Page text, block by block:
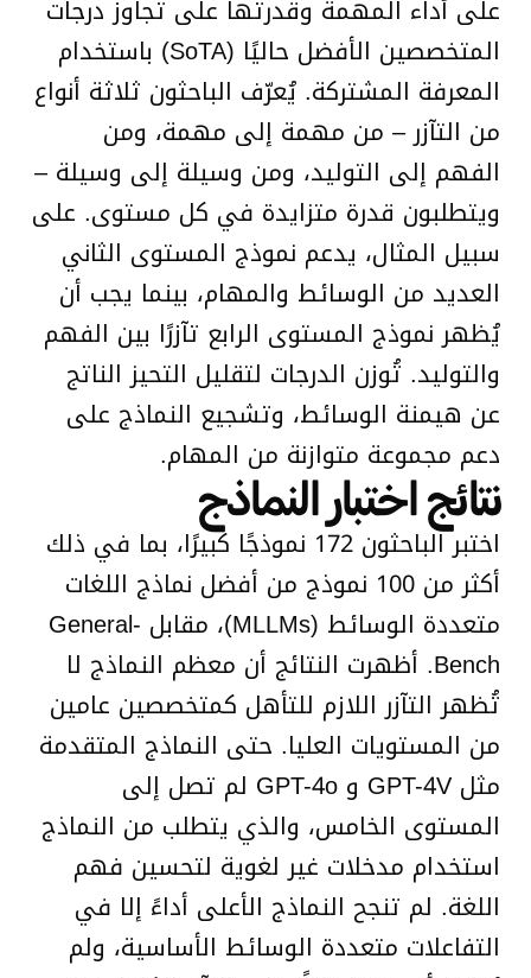
على أداء المهمة وقدرتها على تجاوز درجات
المتخصصين الأفضل حاليًا (SoTA) باستخدام
المعرفة المشتركة. يُعرّف الباحثون ثلاثة أنواع
من التآزر – من مهمة إلى مهمة، ومن
الفهم إلى التوليد، ومن وسيلة إلى وسيلة –
ويتطلبون قدرة متزايدة في كل مستوى. على
سبيل المثال، يدعم نموذج المستوى الثاني
العديد من الوسائط والمهام، بينما يجب أن
يُظهر نموذج المستوى الرابع تآزرًا بين الفهم
والتوليد. تُوزن الدرجات لتقليل التحيز الناتج
عن هيمنة الوسائط، وتشجيع النماذج على
دعم مجموعة متوازنة من المهام.
نتائج اختبار النماذج
اختبر الباحثون 172 نموذجًا كبيرًا، بما في ذلك
أكثر من 100 نموذج من أفضل نماذج اللغات
متعددة الوسائط (MLLMs)، مقابل General-
Bench. أظهرت النتائج أن معظم النماذج لا
تُظهر التآزر اللازم للتأهل كمتخصصين عامين
من المستويات العليا. حتى النماذج المتقدمة
مثل GPT-4V و GPT-4o لم تصل إلى
المستوى الخامس، والذي يتطلب من النماذج
استخدام مدخلات غير لغوية لتحسين فهم
اللغة. لم تنجح النماذج الأعلى أداءً إلا في
التفاعلات متعددة الوسائط الأساسية، ولم